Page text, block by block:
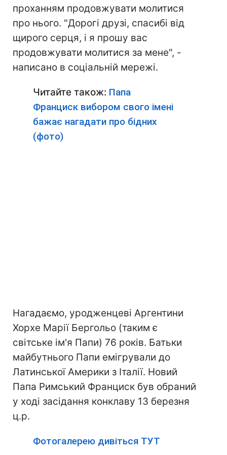
проханням продовжувати молитися
про нього. "Дорогі друзі, спасибі від
щирого серця, і я прошу вас
продовжувати молитися за мене", -
написано в соціальній мережі.
Читайте також: Папа
Франциск вибором свого імені
бажає нагадати про бідних
(фото)
Нагадаємо, уродженцеві Аргентини
Хорхе Марії Бергольо (таким є
світське ім'я Папи) 76 років. Батьки
майбутнього Папи емігрували до
Латинської Америки з Італії. Новий
Папа Римський Франциск був обраний
у ході засідання конклаву 13 березня
ц.р.
Фотогалерею дивіться ТУТ